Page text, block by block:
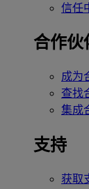
信任
合作伙
成为
查找
集成
支持
获取